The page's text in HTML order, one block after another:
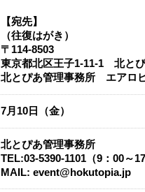
【宛先】
（往復はがき）
〒114-8503
東京都北区王子1-11-1 北と
北とぴあ管理事務所 エアロ
7月10日（金）
北とぴあ管理事務所
TEL:03-5390-1101（9：00～17
MAIL: event@hokutopia.jp